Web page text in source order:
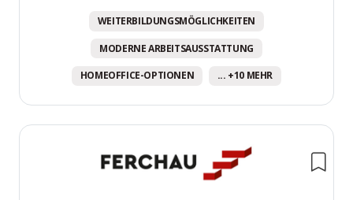
WEITERBILDUNGSMÖGLICHKEITEN
MODERNE ARBEITSAUSSTATTUNG
HOMEOFFICE-OPTIONEN ... +10 MEHR